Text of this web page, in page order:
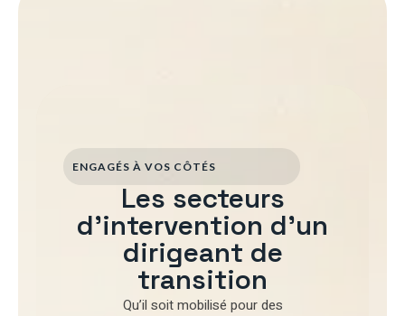
ENGAGÉS À VOS CÔTÉS
Les secteurs
d'intervention d'un
dirigeant de
transition
Qu’il soit mobilisé pourdes